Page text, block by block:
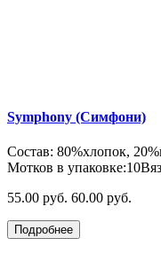
Symphony (Симфони)
Состав: 80%хлопок,
Мотков в
55.00 руб. 60.00 руб.
Подробнее